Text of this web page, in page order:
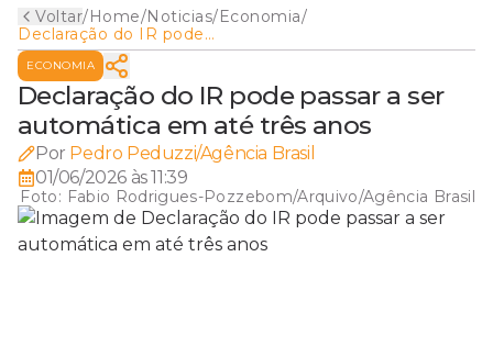
Voltar/Home/Noticias/Economia/
Declaração do IR pode
passar a ser automática em
até três anos
ECONOMIA
Declaração do IR pode passar a ser
automática em até três anos
Por Pedro Peduzzi/Agência Brasil
01/06/2026 às 11:39
Foto: Fabio Rodrigues-Pozzebom/Arquivo/Agência Brasil